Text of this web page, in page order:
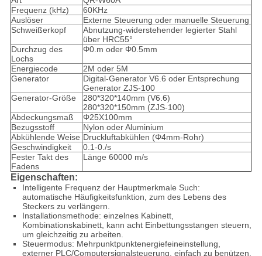
Frequenz (kHz)
60KHz
Auslöser
Externe Steuerung oder manuelle Steuerung
Schweißerkopf
Abnutzung-widerstehender legierter Stahl
über HRC55°
Durchzug des
Lochs
Φ0.m oder Φ0.5mm
Energiecode
2M oder 5M
Generator
Digital-Generator V6.6 oder Entsprechung
Generator ZJS-100
Generator-Größe
280*320*140mm (V6.6)
280*320*150mm (ZJS-100)
Abdeckungsmaß
Φ25X100mm
Bezugsstoff
Nylon oder Aluminium
Abkühlende Weise Druckluftabkühlen (Φ4mm-Rohr)
Geschwindigkeit
0.1-0./s
Fester Takt des
Fadens
Länge 60000 m/s
Eigenschaften:
Intelligente Frequenz der Hauptmerkmale Such:
automatische Häufigkeitsfunktion, zum des Lebens des
Steckers zu verlängern.
Installationsmethode: einzelnes Kabinett,
Kombinationskabinett, kann acht Einbettungsstangen steuern,
um gleichzeitig zu arbeiten.
Steuermodus: Mehrpunktpunktenergiefeineinstellung,
externer PLC/Computersignalsteuerung, einfach zu benützen.